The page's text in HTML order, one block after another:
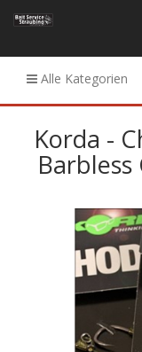
Alle Kategorien
Korda -
Barbless